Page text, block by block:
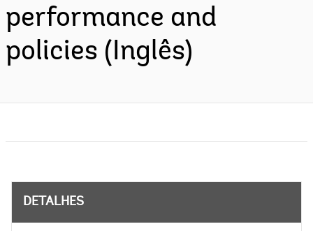
performance and
policies (Inglês)
DETALHES